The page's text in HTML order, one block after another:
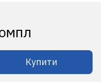
Купити